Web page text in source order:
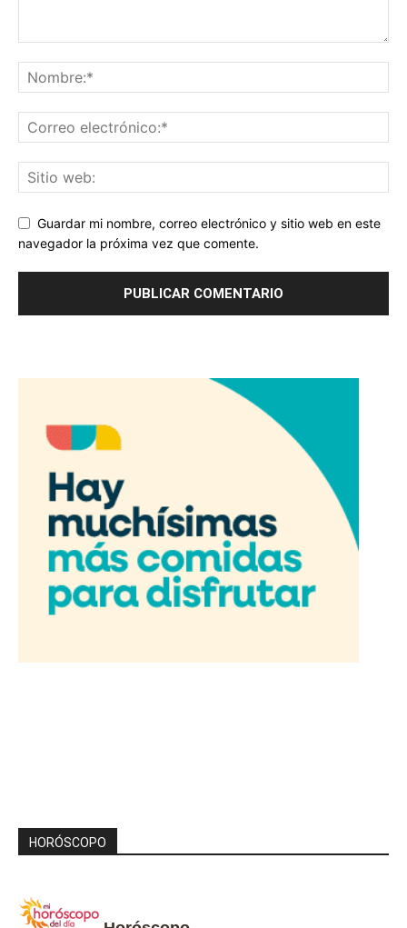
Guardar mi nombre, correo electrónico y sitio web en este
navegador la próxima vez que comente.
HORÓSCOPO